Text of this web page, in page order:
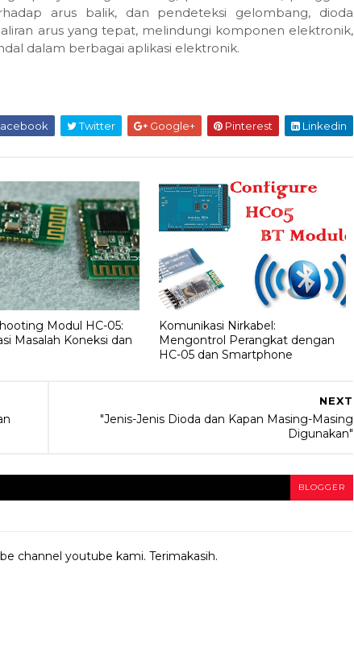
arus balik, dan pendeteksi gelombang, dioda
arus yang tepat, melindungi komponen elektronik,
dalam berbagai aplikasi elektronik.
Twitter Google+ Pinterest Linkedin
Modul HC-05:
Masalah Koneksi dan
Komunikasi Nirkabel:
Mengontrol Perangkat dengan
HC-05 dan Smartphone
NEXT
"Jenis-Jenis Dioda dan Kapan Masing-Masing
Digunakan"
BLOGGER
channel youtube kami. Terimakasih.